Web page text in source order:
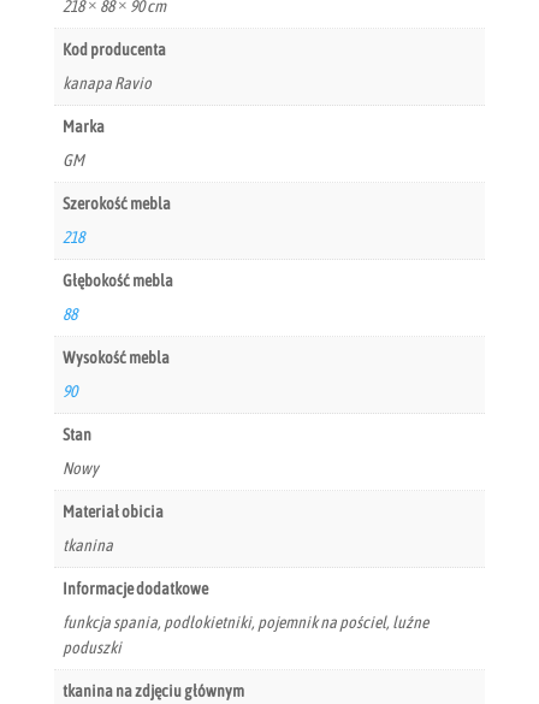
218 × 88 × 90 cm
Kod producenta
kanapa Ravio
Marka
GM
Szerokość mebla
218
Głębokość mebla
88
Wysokość mebla
90
Stan
Nowy
Materiał obicia
tkanina
Informacje dodatkowe
funkcja spania, podłokietniki, pojemnik na pościel, luźne
poduszki
tkanina na zdjęciu głównym